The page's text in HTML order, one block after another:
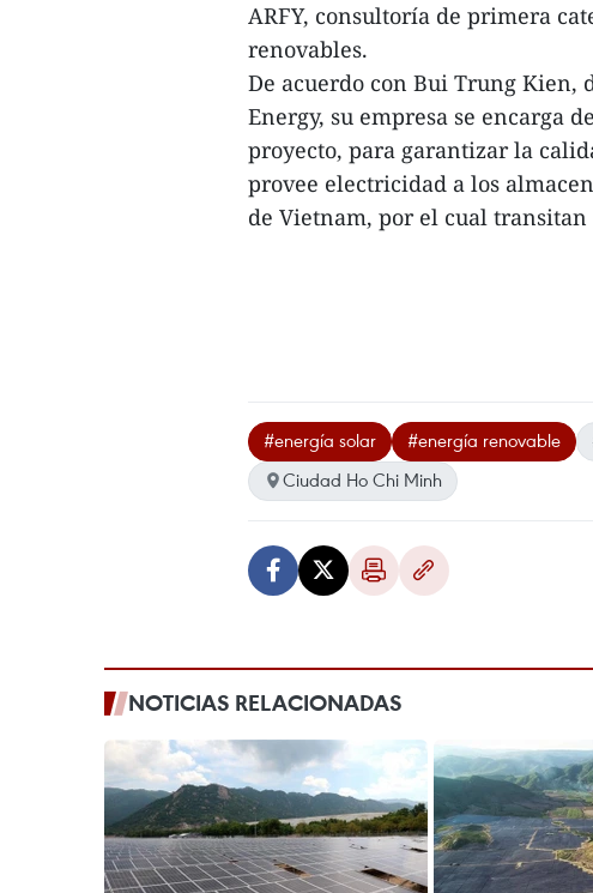
ARFY, consultoría de primera
renovables.
De acuerdo con Bui Trung Kien,
Energy, su empresa se encarga
proyecto, para garantizar la
provee electricidad a los
de Vietnam, por el cual transitan
#energía solar #energía renovable
Ciudad Ho Chi Minh
NOTICIAS RELACIONADAS